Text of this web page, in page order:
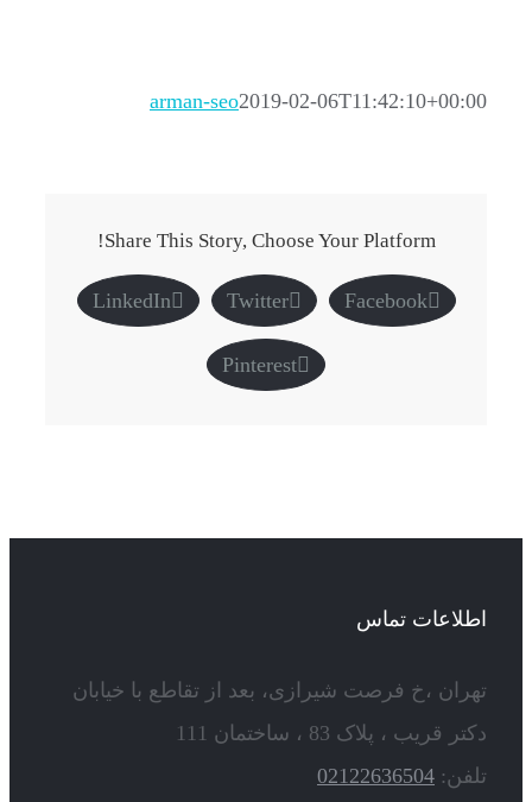
arman-seo2019-02-06T11:42:10+00:00
Share This Story, Choose Your Platform!
Facebook
Twitter
LinkedIn
Pinterest
اطلاعات تماس
تهران ،خ فرصت شیرازی، بعد از تقاطع با خیابان
دکتر قریب ، پلاک 83 ، ساختمان 111
تلفن: 02122636504